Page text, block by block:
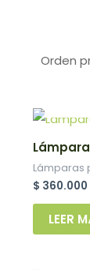
Lámparas
$ 360.000
LEER